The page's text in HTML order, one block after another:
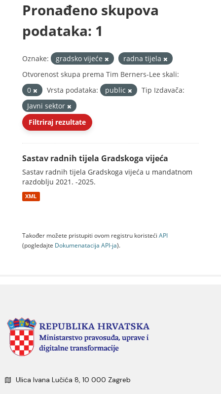
Pronađeno skupova
podataka: 1
Oznake: gradsko vijeće
radna tijela
Otvorenost skupa prema Tim Berners-Lee skali:
0
Vrsta podataka: public
Tip Izdavača:
Javni sektor
Filtriraj rezultate
Sastav radnih tijela Gradskoga vijeća
Sastav radnih tijela Gradskoga vijeća u mandatnom
razdoblju 2021. -2025.
XML
Također možete pristupiti ovom registru koristeći API
(pogledajte Dokumenаtаcijа API-jа).